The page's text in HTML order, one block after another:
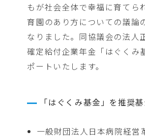
もが社会全体で幸福に育てら
育園のあり方についての議論
なりました。同協議会の法人
確定給付企業年金「はぐくみ
ポートいたします。
「はぐくみ基金」を推奨
一般財団法人日本病院経